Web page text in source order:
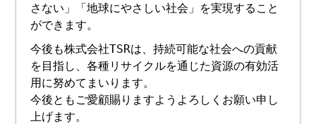
さない」「地球にやさしい社会」を実現すること
ができます。
今後も株式会社TSRは、持続可能な社会への貢献
を目指し、各種リサイクルを通じた資源の有効活
用に努めてまいります。
今後ともご愛顧賜りますようよろしくお願い申し
上げます。